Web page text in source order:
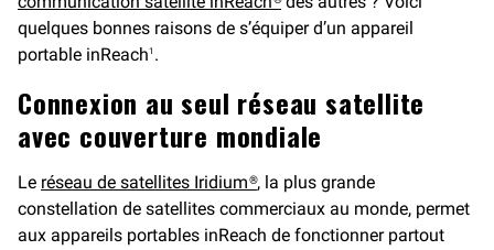
quelques bonnes raisons de s’équiper d’un appareil
portable inReach1 .
Connexion au seul réseau satellite
avec couverture mondiale
Le réseau de satellites Iridium®, la plus grande
constellation de satellites commerciaux au monde, permet
aux appareils portables inReach de fonctionner partout